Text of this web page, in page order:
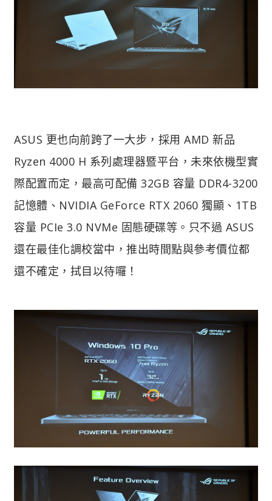
ASUS 更也向前跨了一大步，採用 AMD 新品
Ryzen 4000 H 系列處理器暨平台，未來依機型實
際配置而定，最高可配備 32GB 容量 DDR4-3200
記憶體、NVIDIA GeForce RTX 2060 獨顯、1TB
容量 PCIe 3.0 NVMe 固態硬碟等。只不過 ASUS
還在最佳化調校當中，推出時間點與參考價位都
還不確定，拭目以待囉！